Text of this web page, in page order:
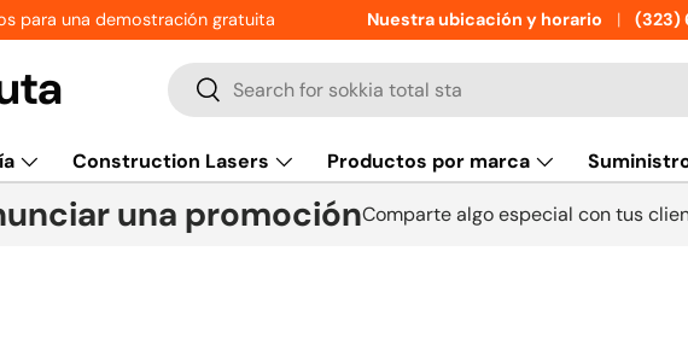
para una demostración gratuita Nuestra ubicación y horario (323)
Buscar
Buscar
Construction Lasers Productos por marca
una promociónComparte algo especial con tus